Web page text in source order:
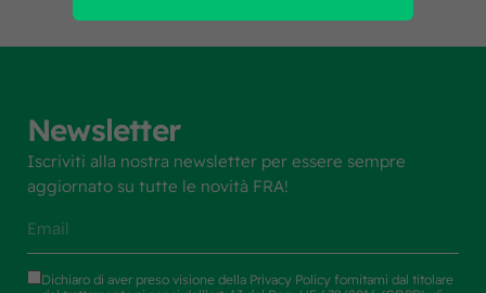
Newsletter
Iscriviti alla nostra newsletter per essere sempre
aggiornato su tutte le novità FRA!
Dichiaro di aver preso visione della Privacy Policy fornitami dal titolare